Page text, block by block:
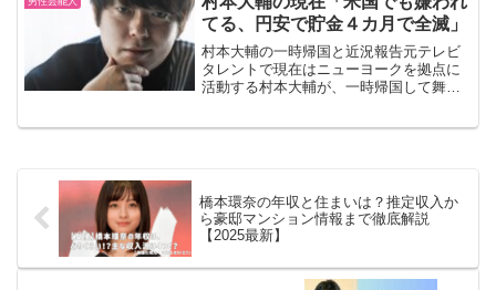
が生んだ独特の魅力について...
てる、円安で貯金４カ月で全滅」
村本大輔の一時帰国と近況報告元テレビ
タレントで現在はニューヨークを拠点に
活動する村本大輔が、一時帰国して舞台
橋本環奈の年収と住まいは？推定収入か
ら豪邸マンション情報まで徹底解説
【2025最新】